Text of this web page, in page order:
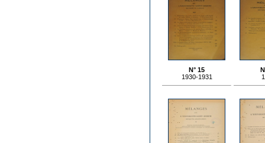
N° 15
1930-1931